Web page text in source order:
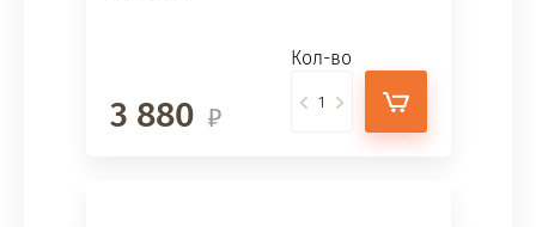
3 880
Кол-во